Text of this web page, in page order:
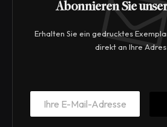
Abonnieren Sie
Erhalten Sie ein gedrucktes
direkt an Ihre
E
a